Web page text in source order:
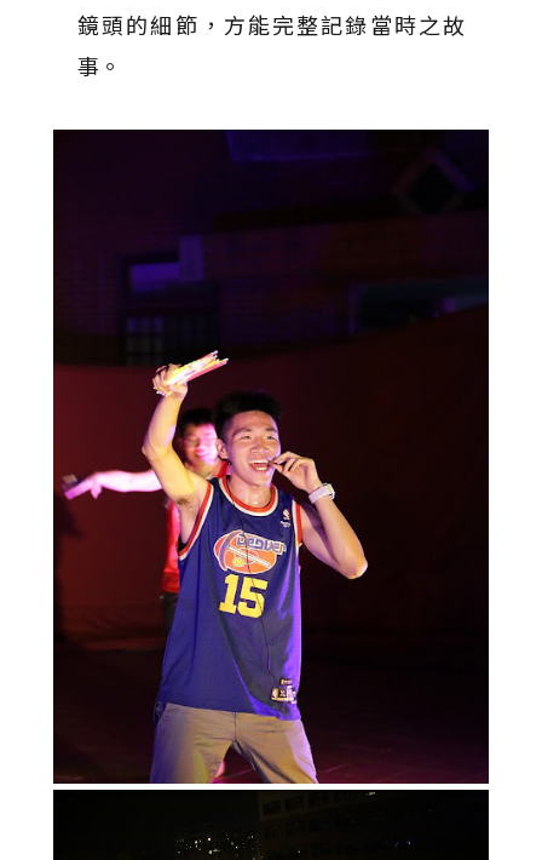
鏡頭的細節，方能完整記錄當時之故
事。